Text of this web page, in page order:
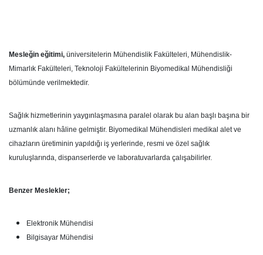
Mesleğin eğitimi, üniversitelerin Mühendislik Fakülteleri, Mühendislik-
Mimarlık Fakülteleri, Teknoloji Fakültelerinin Biyomedikal Mühendisliği
bölümünde verilmektedir.
Sağlık hizmetlerinin yaygınlaşmasına paralel olarak bu alan başlı başına bir
uzmanlık alanı hâline gelmiştir. Biyomedikal Mühendisleri medikal alet ve
cihazların üretiminin yapıldığı iş yerlerinde, resmi ve özel sağlık
kuruluşlarında, dispanserlerde ve laboratuvarlarda çalışabilirler.
Benzer Meslekler;
Elektronik Mühendisi
Bilgisayar Mühendisi